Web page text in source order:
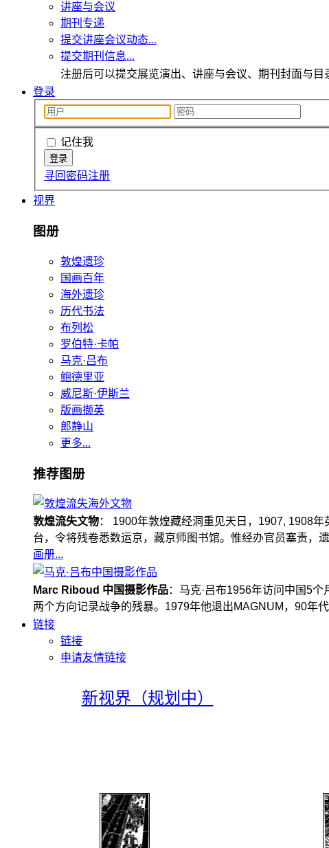
讲座与会议
期刊专递
提交讲座会议动态...
提交期刊信息...
注册后可以提交展览演出、讲座与会议、期刊封面与目
登录
记住我
寻回密码注册
视界
图册
敦煌遗珍
国画百年
海外遗珍
历代书法
布列松
罗伯特·卡帕
马克·吕布
鲍德里亚
威尼斯·伊斯兰
版画撷英
郎静山
更多...
推荐图册
敦煌流失文物： 1900年敦煌藏经洞重见天日，1907, 1908
台，令将残卷悉数运京，藏京师图书馆。惟经办官员塞责，
画册...
Marc Riboud 中国摄影作品：马克·吕布1956年访问中国5
两个方向记录战争的残暴。1979年他退出MAGNUM，90年
链接
链接
申请友情链接
新视界（规划中）